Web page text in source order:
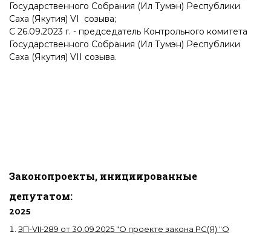
Государственного Собрания (Ил Тумэн) Республики
Саха (Якутия) VI созыва;
С 26.09.2023 г. - председатель Контрольного комитета
Государственного Собрания (Ил Тумэн) Республики
Саха (Якутия) VII созыва.
Законопроекты, инициированные
депутатом:
2025
ЗП-VII-289 от30.09.2025 "О проекте закона РС(Я) "О